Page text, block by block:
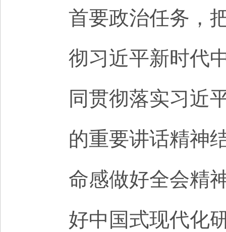
首要政治任务，
彻习近平新时代
同贯彻落实习近
的重要讲话精神
命感做好全会精
好中国式现代化